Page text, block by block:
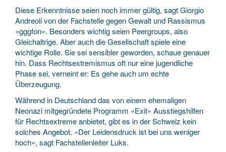
Diese Erkenntnisse seien noch immer gültig, sagt Giorgio
Andreoli von der Fachstelle gegen Gewalt und Rassismus
«gggfon». Besonders wichtig seien Peergroups, also
Gleichaltrige. Aber auch die Gesellschaft spiele eine
wichtige Rolle. Sie sei sensibler geworden, schaue genauer
hin. Dass Rechtsextremismus oft nur eine jugendliche
Phase sei, verneint er: Es gehe auch um echte
Überzeugung.
Während in Deutschland das von einem ehemaligen
Neonazi mitgegründete Programm «Exit» Ausstiegshilfen
für Rechtsextreme anbietet, gibt es in der Schweiz kein
solches Angebot. «Der Leidensdruck ist bei uns weniger
hoch», sagt Fachstellenleiter Luks.